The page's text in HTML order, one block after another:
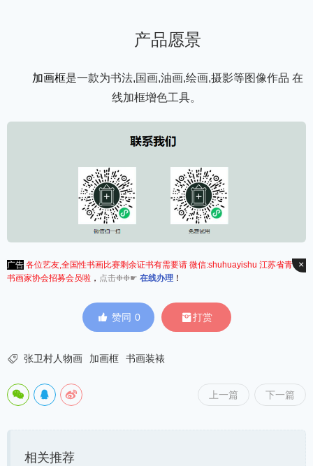
产品愿景
加画框是一款为书法,国画,油画,绘画,摄影等图像作品 在
线加框增色工具。
广告 各位艺友,全国性书画比赛剩余证书有需要请 微信:shuhuayishu 江苏省青年
书画家协会招募会员啦 ， 点击❉❉☛ 在线办理 ！
×
 赞同 0 打赏
 张卫村人物画 加画框 书画装裱
上一篇 下一篇
相关推荐